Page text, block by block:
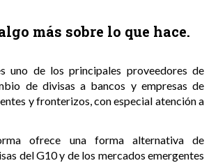
más sobre lo que hace.
uno de los principales proveedores de
de divisas a bancos y empresas de
y fronterizos, con especial atención a
ofrece una forma alternativa de
del G10 y de los mercados emergentes